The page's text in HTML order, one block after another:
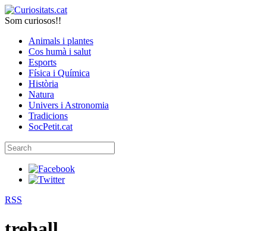
Som curiosos!!
Animals i plantes
Cos humà i salut
Esports
Física i Química
Història
Natura
Univers i Astronomia
Tradicions
SocPetit.cat
RSS